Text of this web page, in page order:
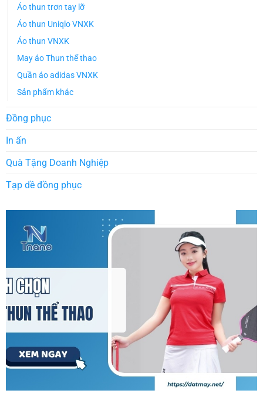
Áo thun trơn tay lỡ
Áo thun Uniqlo VNXK
Áo thun VNXK
May áo Thun thể thao
Quần áo adidas VNXK
Sản phẩm khác
Đồng phục
In ấn
Quà Tặng Doanh Nghiệp
Tạp dề đồng phục